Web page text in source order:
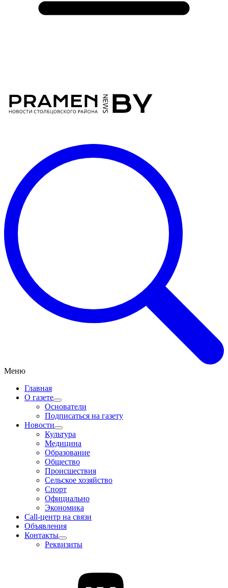
Меню
Главная
О газете
Основатели
Подписаться на газету
Новости
Культура
Медицина
Образование
Общество
Происшествия
Сельское хозяйство
Спорт
Официально
Экономика
Call-центр на связи
Объявления
Контакты
Реквизиты